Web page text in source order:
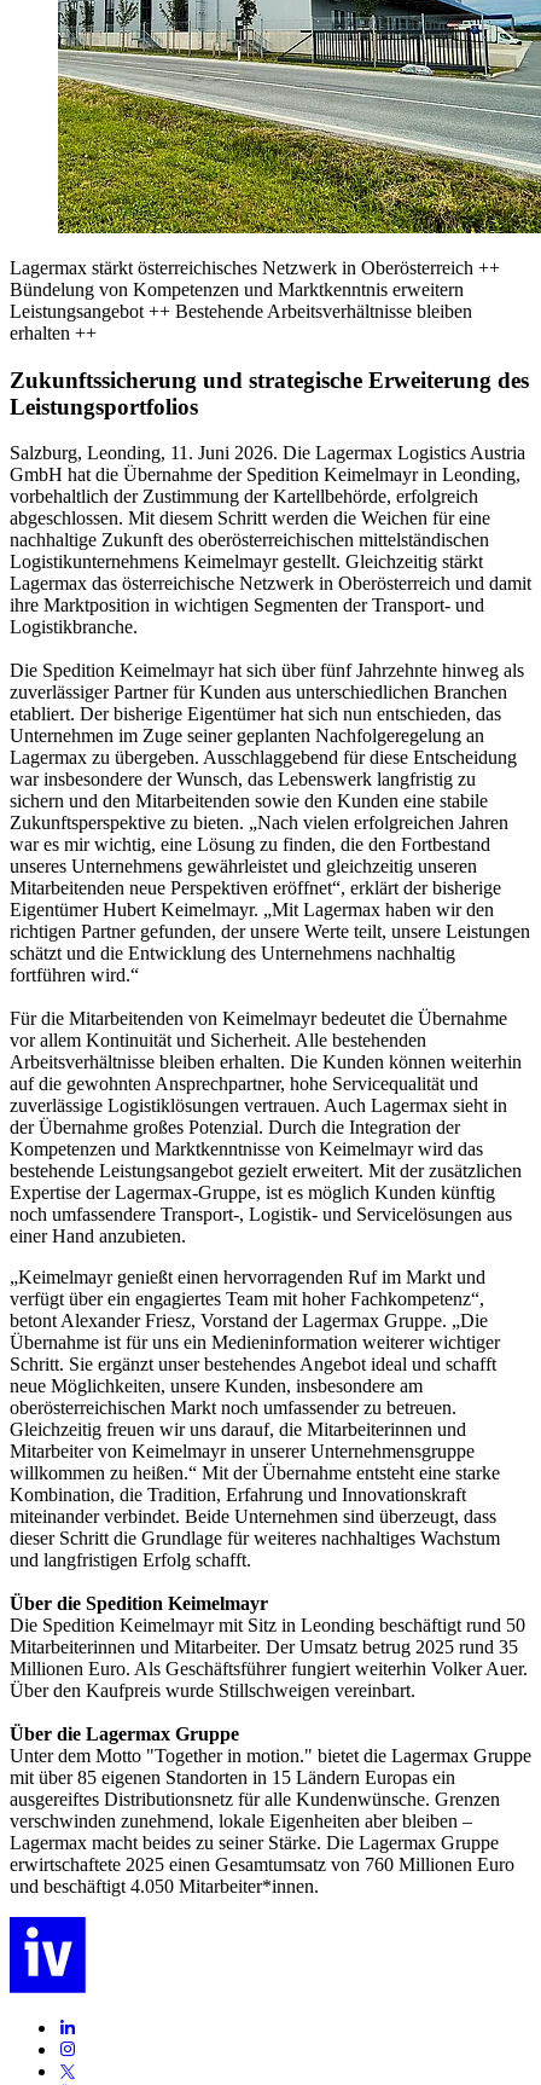
Lagermax stärkt österreichisches Netzwerk in Oberösterreich ++
Bündelung von Kompetenzen und Marktkenntnis erweitern
Leistungsangebot ++ Bestehende Arbeitsverhältnisse bleiben
erhalten ++
Zukunftssicherung und strategische Erweiterung des
Leistungsportfolios
Salzburg, Leonding, 11. Juni 2026. Die Lagermax Logistics Austria
GmbH hat die Übernahme der Spedition Keimelmayr in Leonding,
vorbehaltlich der Zustimmung der Kartellbehörde, erfolgreich
abgeschlossen. Mit diesem Schritt werden die Weichen für eine
nachhaltige Zukunft des oberösterreichischen mittelständischen
Logistikunternehmens Keimelmayr gestellt. Gleichzeitig stärkt
Lagermax das österreichische Netzwerk in Oberösterreich und damit
ihre Marktposition in wichtigen Segmenten der Transport- und
Logistikbranche.
Die Spedition Keimelmayr hat sich über fünf Jahrzehnte hinweg als
zuverlässiger Partner für Kunden aus unterschiedlichen Branchen
etabliert. Der bisherige Eigentümer hat sich nun entschieden, das
Unternehmen im Zuge seiner geplanten Nachfolgeregelung an
Lagermax zu übergeben. Ausschlaggebend für diese Entscheidung
war insbesondere der Wunsch, das Lebenswerk langfristig zu
sichern und den Mitarbeitenden sowie den Kunden eine stabile
Zukunftsperspektive zu bieten. „Nach vielen erfolgreichen Jahren
war es mir wichtig, eine Lösung zu finden, die den Fortbestand
unseres Unternehmens gewährleistet und gleichzeitig unseren
Mitarbeitenden neue Perspektiven eröffnet“, erklärt der bisherige
Eigentümer Hubert Keimelmayr. „Mit Lagermax haben wir den
richtigen Partner gefunden, der unsere Werte teilt, unsere Leistungen
schätzt und die Entwicklung des Unternehmens nachhaltig
fortführen wird.“
Für die Mitarbeitenden von Keimelmayr bedeutet die Übernahme
vor allem Kontinuität und Sicherheit. Alle bestehenden
Arbeitsverhältnisse bleiben erhalten. Die Kunden können weiterhin
auf die gewohnten Ansprechpartner, hohe Servicequalität und
zuverlässige Logistiklösungen vertrauen. Auch Lagermax sieht in
der Übernahme großes Potenzial. Durch die Integration der
Kompetenzen und Marktkenntnisse von Keimelmayr wird das
bestehende Leistungsangebot gezielt erweitert. Mit der zusätzlichen
Expertise der Lagermax-Gruppe, ist es möglich Kunden künftig
noch umfassendere Transport-, Logistik- und Servicelösungen aus
einer Hand anzubieten.
„Keimelmayr genießt einen hervorragenden Ruf im Markt und
verfügt über ein engagiertes Team mit hoher Fachkompetenz“,
betont Alexander Friesz, Vorstand der Lagermax Gruppe. „Die
Übernahme ist für uns ein Medieninformation weiterer wichtiger
Schritt. Sie ergänzt unser bestehendes Angebot ideal und schafft
neue Möglichkeiten, unsere Kunden, insbesondere am
oberösterreichischen Markt noch umfassender zu betreuen.
Gleichzeitig freuen wir uns darauf, die Mitarbeiterinnen und
Mitarbeiter von Keimelmayr in unserer Unternehmensgruppe
willkommen zu heißen.“ Mit der Übernahme entsteht eine starke
Kombination, die Tradition, Erfahrung und Innovationskraft
miteinander verbindet. Beide Unternehmen sind überzeugt, dass
dieser Schritt die Grundlage für weiteres nachhaltiges Wachstum
und langfristigen Erfolg schafft.
Über die Spedition Keimelmayr
Die Spedition Keimelmayr mit Sitz in Leonding beschäftigt rund 50
Mitarbeiterinnen und Mitarbeiter. Der Umsatz betrug 2025 rund 35
Millionen Euro. Als Geschäftsführer fungiert weiterhin Volker Auer.
Über den Kaufpreis wurde Stillschweigen vereinbart.
Über die Lagermax Gruppe
Unter dem Motto "Together in motion." bietet die Lagermax Gruppe
mit über 85 eigenen Standorten in 15 Ländern Europas ein
ausgereiftes Distributionsnetz für alle Kundenwünsche. Grenzen
verschwinden zunehmend, lokale Eigenheiten aber bleiben –
Lagermax macht beides zu seiner Stärke. Die Lagermax Gruppe
erwirtschaftete 2025 einen Gesamtumsatz von 760 Millionen Euro
und beschäftigt 4.050 Mitarbeiter*innen.